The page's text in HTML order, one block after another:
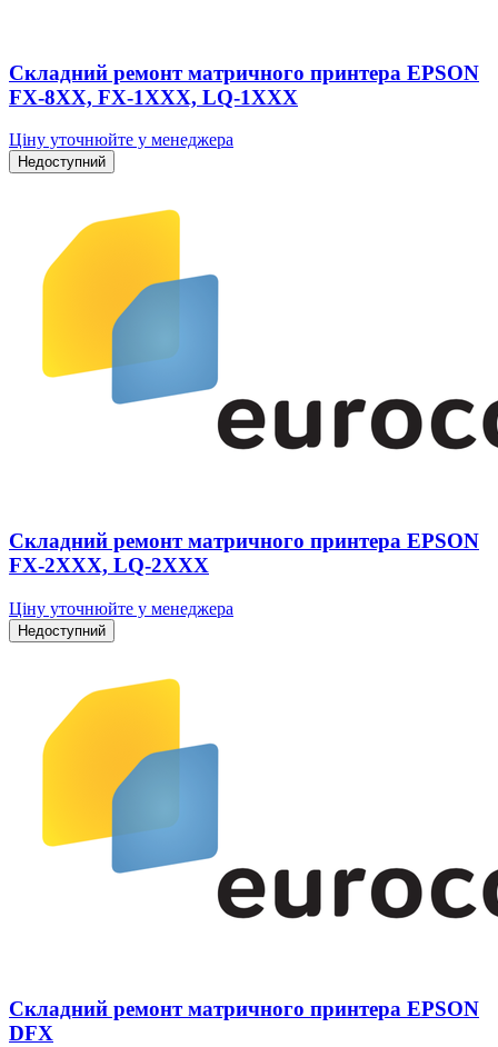
Складний ремонт матричного принтера EPSON
FX-8XX, FX-1XXX, LQ-1XXX
Ціну уточнюйте у менеджера
Недоступний
Складний ремонт матричного принтера EPSON
FX-2XXX, LQ-2XXX
Ціну уточнюйте у менеджера
Недоступний
Складний ремонт матричного принтера EPSON
DFX